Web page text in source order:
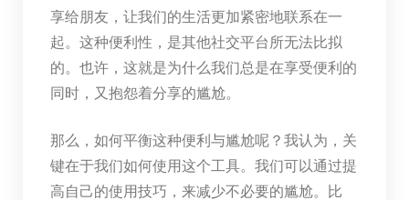
享给朋友，让我们的生活更加紧密地联系在一
起。这种便利性，是其他社交平台所无法比拟
的。也许，这就是为什么我们总是在享受便利的
同时，又抱怨着分享的尴尬。
那么，如何平衡这种便利与尴尬呢？我认为，关
键在于我们如何使用这个工具。我们可以通过提
高自己的使用技巧，来减少不必要的尴尬。比